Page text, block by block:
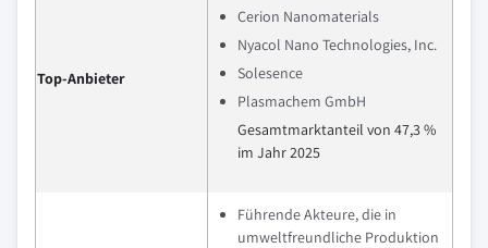
Top-Anbieter
Cerion Nanomaterials
Nyacol Nano Technologies, Inc.
Solesence
Plasmachem GmbH
Gesamtmarktanteil von 47,3 %
im Jahr 2025
Führende Akteure, die in
umweltfreundliche Produktion